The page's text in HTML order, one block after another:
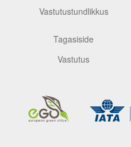
Vastutustundlikkus
Tagasiside
Vastutus